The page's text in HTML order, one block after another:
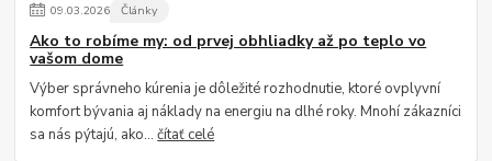
09.03.2026 Články
Ako to robíme my: od prvej obhliadky až po teplo vo
vašom dome
Výber správneho kúrenia je dôležité rozhodnutie, ktoré ovplyvní
komfort bývania aj náklady na energiu na dlhé roky. Mnohí zákazníci
sa nás pýtajú, ako...čítať celé